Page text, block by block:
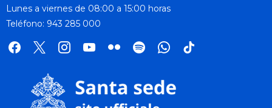
Lunes a viernes de 08:00 a 15:00 horas
Teléfono: 943 285 000
facebook
x instagramyoutube
flickr spotifywhatsapp
tik